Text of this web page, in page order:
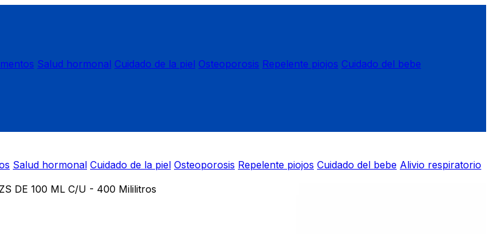
Salud hormonal Cuidado de la piel Osteoporosis Repelente piojos Cuidado del bebe
Salud hormonal Cuidado de la piel Osteoporosis Repelente piojos Cuidado del bebe Alivio respiratorio
DE 100 ML C/U - 400 Mililitros